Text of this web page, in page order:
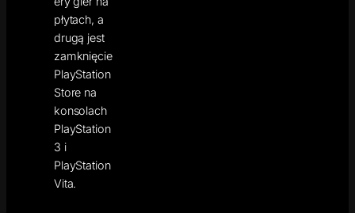
płytach, a
drugą jest
zamknięcie
PlayStation
Store na
konsolach
PlayStation
3 i
PlayStation
Vita.